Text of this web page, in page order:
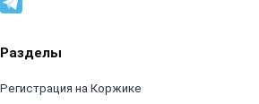
Разделы
Регистрация на Коржике